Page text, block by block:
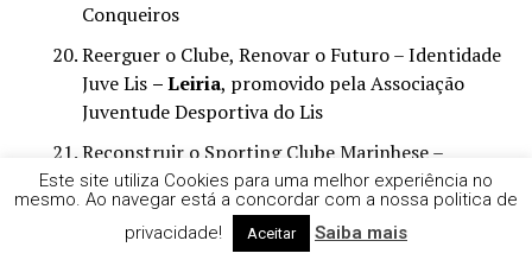
Conqueiros
Reerguer o Clube, Renovar o Futuro – Identidade
Juve Lis – Leiria, promovido pela Associação
Juventude Desportiva do Lis
Reconstruir o Sporting Clube Marinhese –
Marinha Grande , promovido pelo Sporting
Clube Marinhense
Este site utiliza Cookies para uma melhor experiência no
mesmo. Ao navegar está a concordar com a nossa politica de
privacidade!
Aceitar Saiba mais